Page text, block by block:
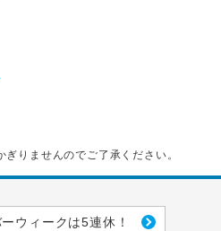
りませんのでご了承ください。
ウィークは5連休！